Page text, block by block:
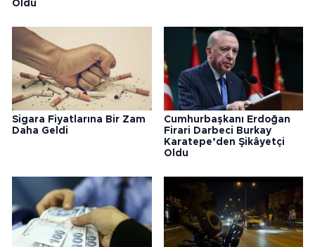
Öldü
Sigara Fiyatlarına Bir Zam
Daha Geldi
Cumhurbaşkanı Erdoğan
Firari Darbeci Burkay
Karatepe’den Şikâyetçi
Oldu